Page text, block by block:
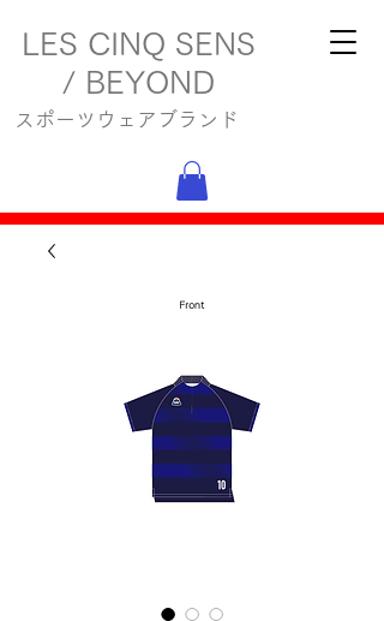
LES CINQ SENS
/ BEYOND
スポーツウェアブランド